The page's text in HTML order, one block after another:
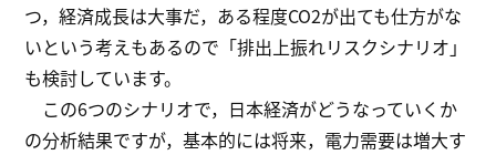
つ，経済成長は大事だ，ある程度CO2が出ても仕方がな
いという考えもあるので「排出上振れリスクシナリオ」
も検討しています。
この6つのシナリオで，日本経済がどうなっていくか
の分析結果ですが，基本的には将来，電力需要は増大す